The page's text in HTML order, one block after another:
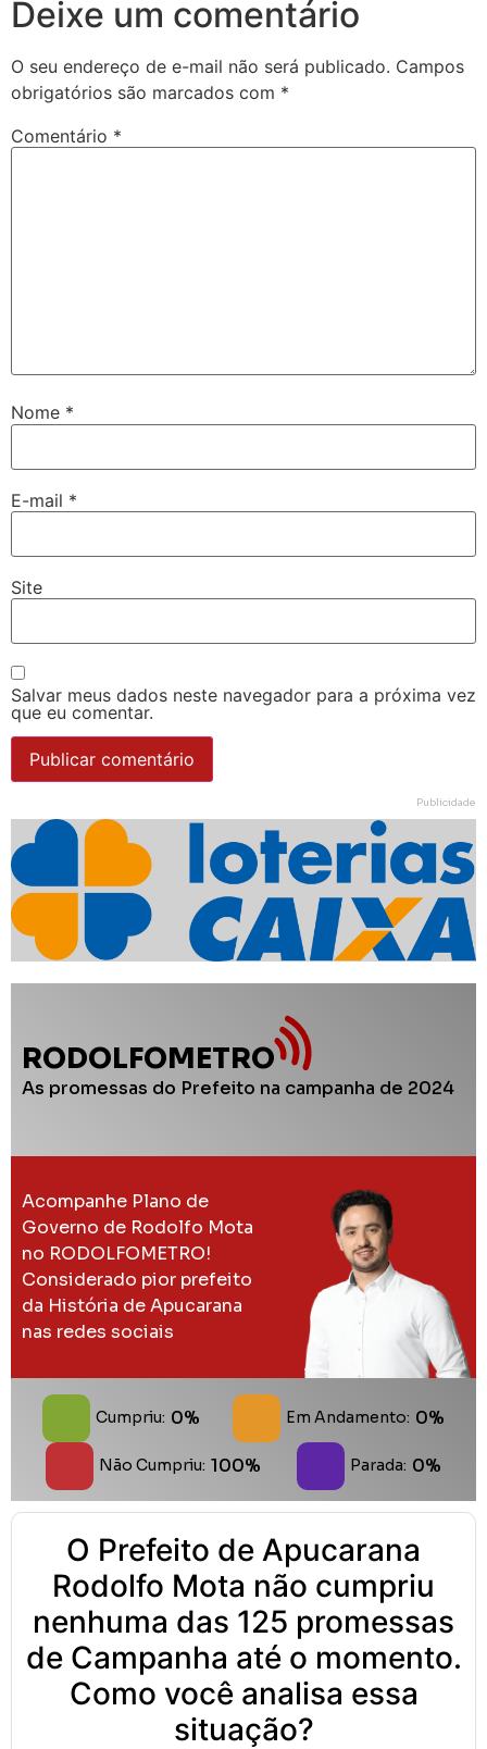
Deixe um comentário
O seu endereço de e-mail não será publicado. Campos
obrigatórios são marcados com *
Comentário *
Nome *
E-mail *
Site
Salvar meus dados neste navegador para a próxima vez
que eu comentar.
Publicidade
RODOLFOMETRO
As promessas do Prefeito na campanha de 2024
Acompanhe Plano de
Governo de Rodolfo Mota
no RODOLFOMETRO!
Considerado pior prefeito
da História de Apucarana
nas redes sociais
Cumpriu: 0% Em Andamento: 0%
Não Cumpriu: 100% Parada: 0%
O Prefeito de Apucarana
Rodolfo Mota não cumpriu
nenhuma das 125 promessas
de Campanha até o momento.
Como você analisa essa
situação?